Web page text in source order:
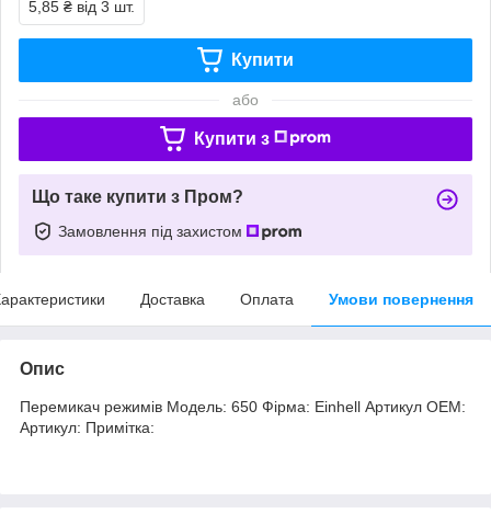
5,85 ₴ від 3 шт.
Купити
або
Купити з
Що таке купити з Пром?
Замовлення під захистом
Доставка Оплата Умови повернення
Опис
Перемикач режимів Модель: 650 Фірма: Einhell Артикул OEM:
Артикул: Примітка: